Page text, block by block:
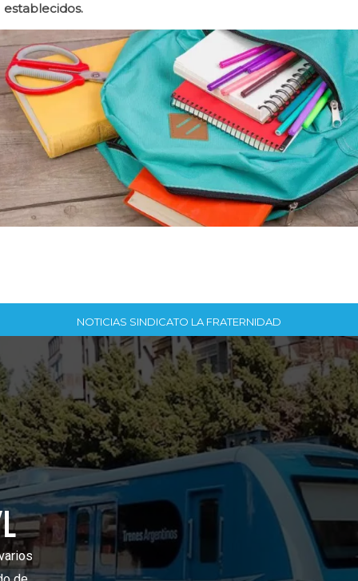
establecidos.
NOTICIAS SINDICATO LA FRATERNIDAD